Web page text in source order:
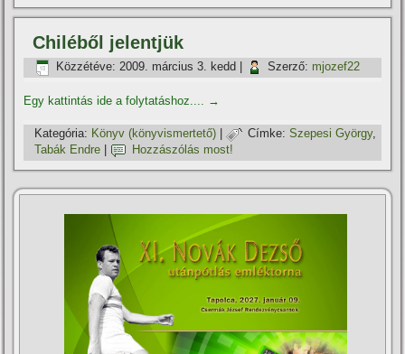
Chiléből jelentjük
Közzétéve: 2009. március 3. kedd Szerző: mjozef22
Egy kattintás ide a folytatáshoz.... →
Kategória: Könyv (könyvismertető) | Címke: Szepesi György,
Tabák Endre
Hozzászólás most!